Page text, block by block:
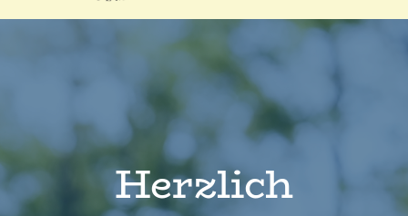
Herzlich